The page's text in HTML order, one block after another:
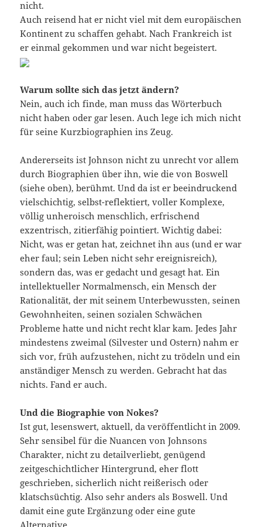
nicht.
Auch reisend hat er nicht viel mit dem europäischen
Kontinent zu schaffen gehabt. Nach Frankreich ist
er einmal gekommen und war nicht begeistert.
Warum sollte sich das jetzt ändern?
Nein, auch ich finde, man muss das Wörterbuch
nicht haben oder gar lesen. Auch lege ich mich nicht
für seine Kurzbiographien ins Zeug.
Andererseits ist Johnson nicht zu unrecht vor allem
durch Biographien über ihn, wie die von Boswell
(siehe oben), berühmt. Und da ist er beeindruckend
vielschichtig, selbst-reflektiert, voller Komplexe,
völlig unheroisch menschlich, erfrischend
exzentrisch, zitierfähig pointiert. Wichtig dabei:
Nicht, was er getan hat, zeichnet ihn aus (und er war
eher faul; sein Leben nicht sehr ereignisreich),
sondern das, was er gedacht und gesagt hat. Ein
intellektueller Normalmensch, ein Mensch der
Rationalität, der mit seinem Unterbewussten, seinen
Gewohnheiten, seinen sozialen Schwächen
Probleme hatte und nicht recht klar kam. Jedes Jahr
mindestens zweimal (Silvester und Ostern) nahm er
sich vor, früh aufzustehen, nicht zu trödeln und ein
anständiger Mensch zu werden. Gebracht hat das
nichts. Fand er auch.
Und die Biographie von Nokes?
Ist gut, lesenswert, aktuell, da veröffentlicht in 2009.
Sehr sensibel für die Nuancen von Johnsons
Charakter, nicht zu detailverliebt, genügend
zeitgeschichtlicher Hintergrund, eher flott
geschrieben, sicherlich nicht reißerisch oder
klatschsüchtig. Also sehr anders als Boswell. Und
damit eine gute Ergänzung oder eine gute